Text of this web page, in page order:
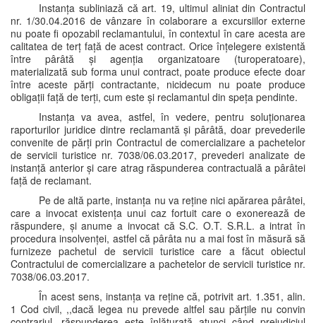
Instanța subliniază că art. 19, ultimul aliniat din Contractul
nr. 1/30.04.2016 de vânzare în colaborare a excursiilor externe
nu poate fi opozabil reclamantului, în contextul în care acesta are
calitatea de terț față de acest contract. Orice înțelegere existentă
între pârâtă și agenția organizatoare (turoperatoare),
materializată sub forma unui contract, poate produce efecte doar
între aceste părți contractante, nicidecum nu poate produce
obligații față de terți, cum este și reclamantul din speța pendinte.
Instanța va avea, astfel, în vedere, pentru soluționarea
raporturilor juridice dintre reclamantă și pârâtă, doar prevederile
convenite de părți prin Contractul de comercializare a pachetelor
de servicii turistice nr. 7038/06.03.2017, prevederi analizate de
instanță anterior și care atrag răspunderea contractuală a pârâtei
față de reclamant.
Pe de altă parte, instanța nu va reține nici apărarea pârâtei,
care a invocat existența unui caz fortuit care o exonerează de
răspundere, și anume a invocat că S.C. O.T. S.R.L. a intrat în
procedura insolvenței, astfel că pârâta nu a mai fost în măsură să
furnizeze pachetul de servicii turistice care a făcut obiectul
Contractului de comercializare a pachetelor de servicii turistice nr.
7038/06.03.2017.
În acest sens, instanța va reține că, potrivit art. 1.351, alin.
1 Cod civil, ,,dacă legea nu prevede altfel sau părțile nu convin